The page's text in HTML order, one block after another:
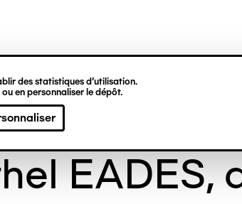
des statistiques d’utilisation.
en personnaliser le dépôt.
GILL
EADES,